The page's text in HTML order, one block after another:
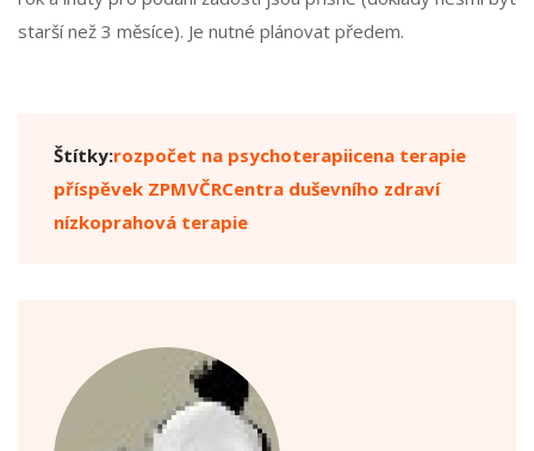
starší než 3 měsíce). Je nutné plánovat předem.
Štítky:rozpočet na psychoterapiicena terapie
příspěvek ZPMVČRCentra duševního zdraví
nízkoprahová terapie